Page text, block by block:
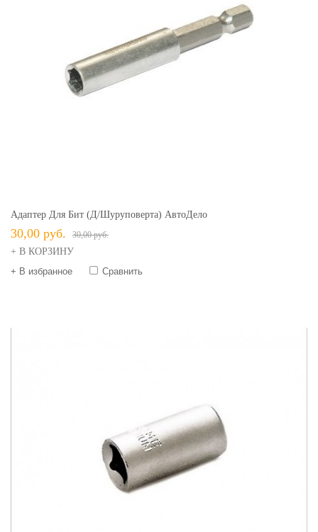
Адаптер Для Бит (д/шуруповерта) АвтоДело
30,00 руб. 30,00 руб.
+ В КОРЗИНУ
+ В избранное
Сравнить